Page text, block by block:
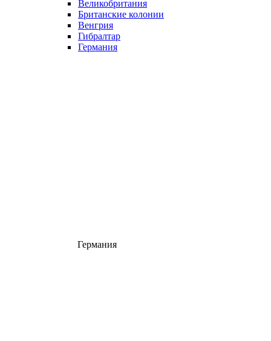
Великобритания
Британские колонии
Венгрия
Гибралтар
Германия
Германия